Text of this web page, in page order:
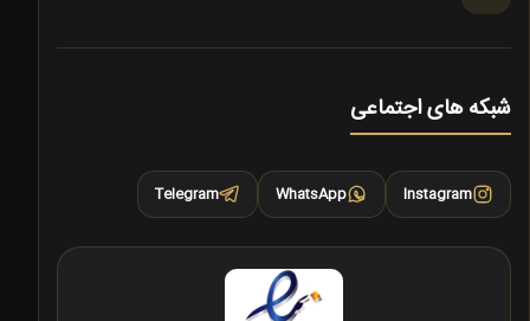
شبکه های اجتماعی
Instagram
WhatsApp
Telegram